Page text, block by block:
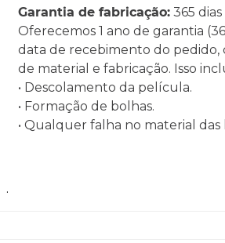
Garantia de fabricação: 365 dias
Oferecemos 1 ano de garantia
data de recebimento do pedido,
de material e fabricação. Isso
• Descolamento da película.
• Formação de bolhas.
• Qualquer falha no material das
.